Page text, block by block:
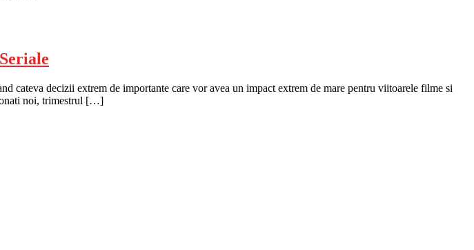
cateva decizii extrem de importante care vor avea un impact extrem de mare pentru viitoarele filme si
noi, trimestrul […]